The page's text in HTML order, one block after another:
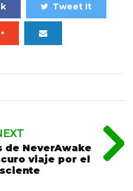
Tweet It
de NeverAwake
viaje por el